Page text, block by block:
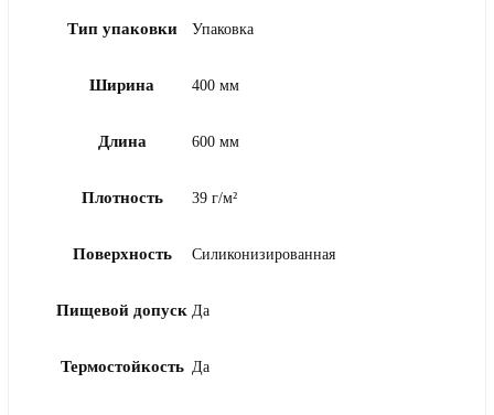
Тип упаковки Упаковка
Ширина 400 мм
Длина 600 мм
Плотность 39 г/м²
Поверхность Силиконизированная
Пищевой допуск Да
Термостойкость Да